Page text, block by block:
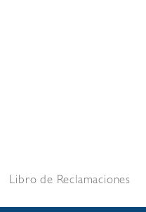
Libro de Reclamaciones